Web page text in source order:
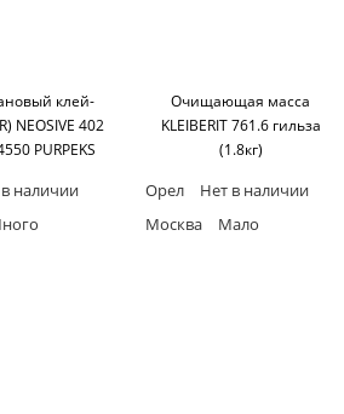
клей-
NEOSIVE 402
PURPEKS
C°
наличии
Очищающая масса
KLEIBERIT 761.6 гильза
(1.8кг)
Орел
Нет в наличии
Москва
Мало